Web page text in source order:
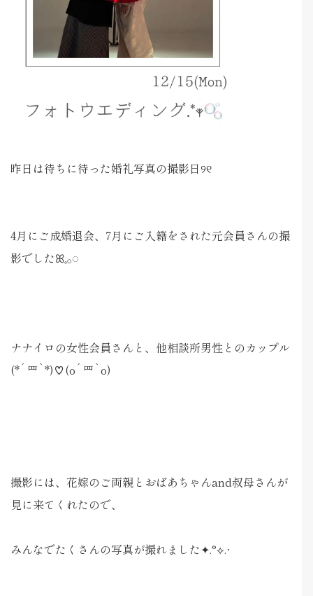
昨日は待ちに待った婚礼写真の撮影日୨୧
4月にご成婚退会、7月にご入籍をされた元会員さんの撮
影でしたꕤ𓈒𓂂◌
ナナイロの女性会員さんと、他相談所男性とのカップル
(*´罒`*)♡(o´罒`o)
撮影には、花嫁のご両親とおばあちゃんand叔母さんが
見に来てくれたので、
みんなでたくさんの写真が撮れました✦.°⟡.·